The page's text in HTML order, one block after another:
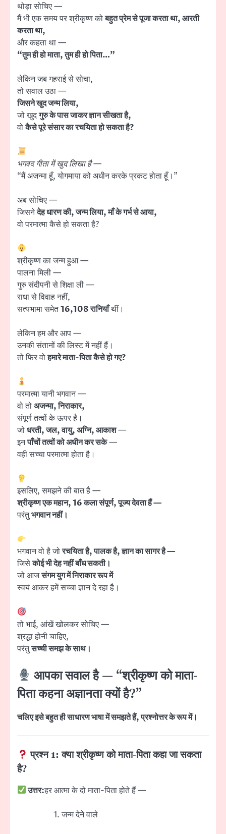
थोड़ा सोचिए —
मैं भी एक समय पर श्रीकृष्ण कोबहुत प्रेम से पूजा करता था, आरती
करता था,
और कहता था —
“तुम ही हो माता, तुम ही हो पिता…”
लेकिन जब गहराई से सोचा,
तो सवाल उठा —
जिसने खुद जन्म लिया,
जो खुदगुरु के पास जाकर ज्ञान सीखता है,
वोकैसे पूरे संसार का रचयिता हो सकता है?
भगवद गीता में खुद लिखा है—
“मैं अजन्मा हूँ, योगमाया को अधीन करके प्रकट होता हूँ।”
अब सोचिए —
जिसनेदेह धारण की, जन्म लिया, माँ के गर्भ से आया,
वो परमात्मा कैसे हो सकता है?
श्रीकृष्ण का जन्म हुआ —
पालना मिली —
गुरु संदीपनी से शिक्षा ली —
राधा से विवाह नहीं,
सत्यभामा समेत16,108 रानियाँथीं।
लेकिन हम और आप —
उनकी संतानों की लिस्ट में नहीं हैं।
तो फिर वोहमारे माता-पिता कैसे हो गए?
परमात्मा यानी भगवान —
वो तोअजन्मा, निराकार,
संपूर्ण तत्वों के ऊपर है।
जोधरती, जल, वायु, अग्नि, आकाश—
इनपाँचों तत्वों को अधीन कर सके—
वही सच्चा परमात्मा होता है।
इसलिए, समझने की बात है —
श्रीकृष्ण एक महान, 16 कला संपूर्ण, पूज्य देवता हैं —
परंतुभगवान नहीं।
भगवान वो है जोरचयिता है, पालक है, ज्ञान का सागर है —
जिसेकोई भी देह नहीं बाँध सकती।
जो आजसंगम युग में निराकार रूप में
स्वयं आकर हमें सच्चा ज्ञान दे रहा है।
तो भाई, आंखें खोलकर सोचिए —
श्रद्धा होनी चाहिए,
परंतुसच्ची समझ के साथ।
आपका सवाल है — “श्रीकृष्ण को माता-
पिता कहना अज्ञानता क्यों है?”
चलिए इसे बहुत ही साधारण भाषा में समझते हैं, प्रश्नोत्तर के रूप में।
प्रश्न 1: क्या श्रीकृष्ण को माता-पिता कहा जा सकता
है?
उत्तर:हर आत्मा के दो माता-पिता होते हैं —
जन्म देने वाले